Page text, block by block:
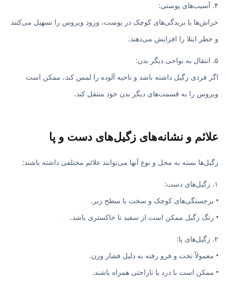
۴. آسیب‌های پوستی:
خراش‌ها یا بریدگی‌های کوچک در پوست، ورود ویروس را تسهیل می‌کنند
و خطر ابتلا را افزایش می‌دهند.
۵. انتقال به نواحی دیگر بدن:
اگر فردی زگیل داشته باشد و ناحیه آلوده را لمس کند، ممکن است
ویروس را به قسمت‌های دیگر بدن خود منتقل کند.
علائم و نشانه‌های زگیل‌های دست و پا
زگیل‌ها بسته به محل و نوع آنها می‌توانند علائم مختلفی داشته باشند:
۱. زگیل‌های دست:
• برجستگی‌های کوچک و سخت با سطح زبر.
• رنگ زگیل ممکن است از سفید تا خاکستری باشد.
۲. زگیل‌های پا:
• معمولاً تخت و فرو رفته به دلیل فشار وزن.
• ممکن است با درد یا ناراحتی همراه باشند.